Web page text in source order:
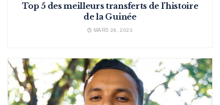
Top 5 des meilleurs transferts de l’histoire
de la Guinée
MARS 26, 2023